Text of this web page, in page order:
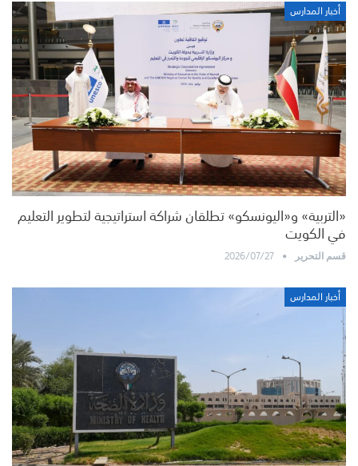
أخبار المدارس
«التربية» و«اليونسكو» تطلقان شراكة استراتيجية لتطوير التعليم
في الكويت
قسم التحرير
2026/07/27
أخبار المدارس